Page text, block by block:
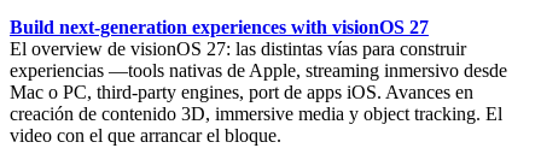
Build next-generation experiences with visionOS 27
El overview de visionOS 27: las distintas vías para construir
experiencias —tools nativas de Apple, streaming inmersivo desde
Mac o PC, third-party engines, port de apps iOS. Avances en
creación de contenido 3D, immersive media y object tracking. El
video con el que arrancar el bloque.